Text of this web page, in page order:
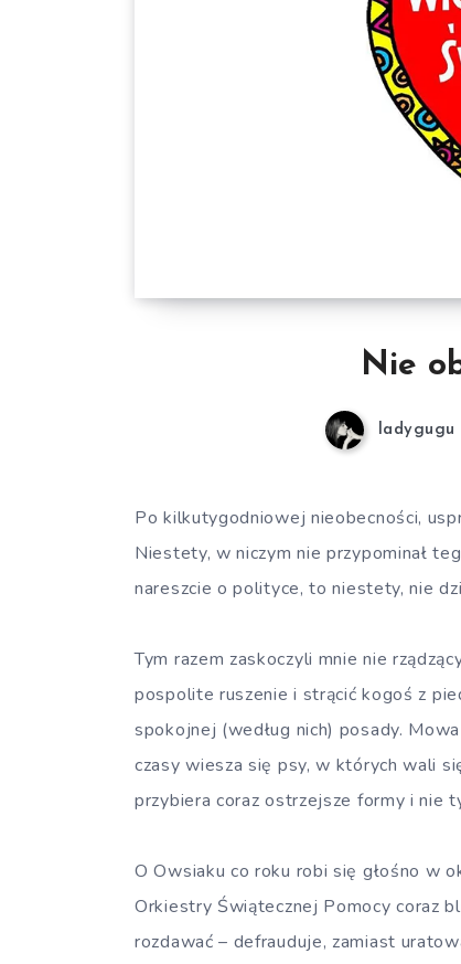
Nie
ladygugu
Po kilkutygodniowej nieobecności,
Niestety, w niczym nie przypominał
nareszcie o polityce, to niestety, nie
Tym razem zaskoczyli mnie nie
pospolite ruszenie i strącić kogoś z
spokojnej (według nich) posady.
czasy wiesza się psy, w których wali
przybiera coraz ostrzejsze formy i nie
O Owsiaku co roku robi się głośno w
Orkiestry Świątecznej Pomocy coraz
rozdawać – defrauduje, zamiast